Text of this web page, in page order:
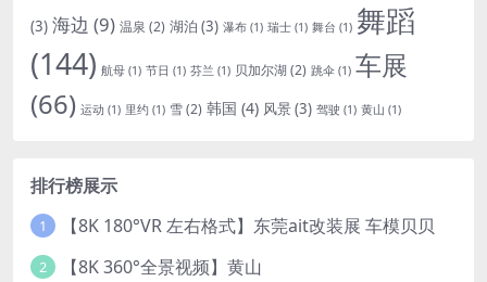
(3) 海边 (9) 温泉 (2) 湖泊 (3) 瀑布 (1) 瑞士 (1) 舞台 (1) 舞蹈
(144) 航母 (1) 节日 (1) 芬兰 (1) 贝加尔湖 (2) 跳伞 (1) 车展
(66) 运动 (1) 里约 (1) 雪(2) 韩国 (4) 风景(3) 驾驶 (1) 黄山 (1)
排行榜展示
1 【8K 180°VR 左右格式】东莞ait改装展 车模贝贝
2 【8K 360°全景视频】黄山